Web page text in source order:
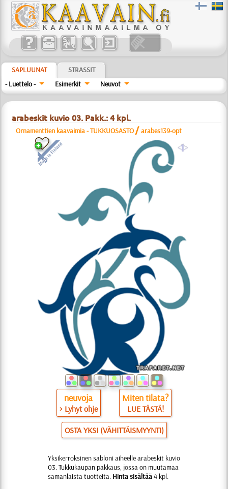
SAPLUUNAT
STRASSIT
- Luettelo -
Esimerkit Neuvot
arabeskit kuvio 03. Pakk.: 4 kpl.
Ornamenttien kaavaimia - TUKKUOSASTO /arabes139-opt
a
neuvoja
> Lyhyt ohje
Miten tilata?
LUE TÄSTÄ!
OSTA YKSI (VÄHITTÄISMYYNTI)
Yksikerroksinen sabloni aiheelle arabeskit kuvio
03. Tukkukaupan pakkaus, jossa on muutamaa
samanlaista tuotteita. Hinta sisältää4 kpl.